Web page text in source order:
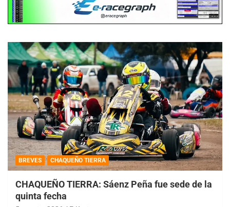
BREVES CHAQUEÑO TIERRA
CHAQUEÑO TIERRA: Sáenz Peña fue sede de la
quinta fecha